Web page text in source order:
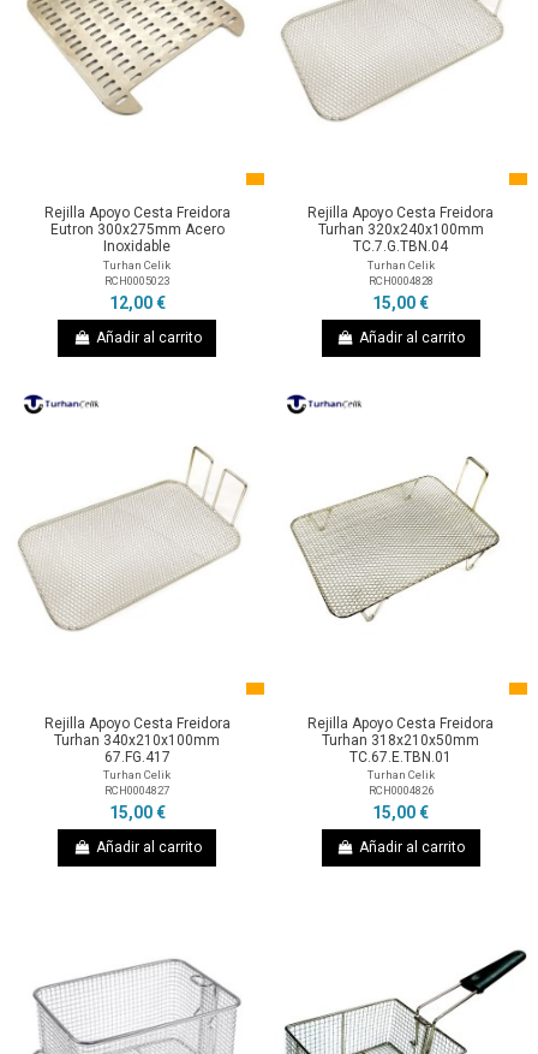
Rejilla Apoyo Cesta Freidora
Eutron 300x275mm Acero
Inoxidable
Turhan Celik
RCH0005023
12,00 €
Añadir al carrito
Rejilla Apoyo Cesta Freidora
Turhan 320x240x100mm
TC.7.G.TBN.04
Turhan Celik
RCH0004828
15,00 €
Añadir al carrito
Rejilla Apoyo Cesta Freidora
Turhan 340x210x100mm
67.FG.417
Turhan Celik
RCH0004827
15,00 €
Añadir al carrito
Rejilla Apoyo Cesta Freidora
Turhan 318x210x50mm
TC.67.E.TBN.01
Turhan Celik
RCH0004826
15,00 €
Añadir al carrito